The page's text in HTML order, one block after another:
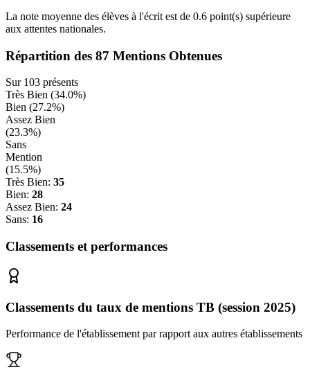
La note moyenne des élèves à l'écrit est de 0.6 point(s) supérieure
aux attentes nationales.
Répartition des 87 Mentions Obtenues
Sur 103 présents
Très Bien (34.0%)
Bien (27.2%)
Assez Bien
(23.3%)
Sans
Mention
(15.5%)
Très Bien: 35
Bien: 28
Assez Bien: 24
Sans: 16
Classements et performances
Classements du taux de mentions TB (session 2025)
Performance de l'établissement par rapport aux autres établissements